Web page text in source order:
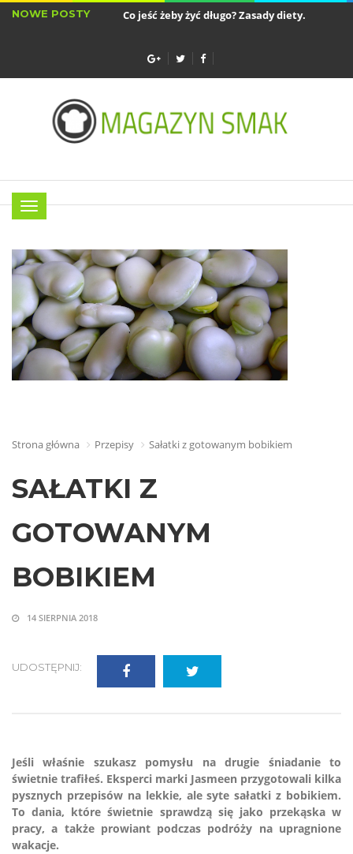
NOWE POSTY Co jeść żeby żyć długo? Zasady diety...
Menu
Strona główna Przepisy Sałatki z gotowanym bobikiem
SAŁATKI Z
GOTOWANYM
BOBIKIEM
14 SIERPNIA 2018
UDOSTĘPNIJ:
Jeśli właśnie szukasz pomysłu na drugie śniadanie to
świetnie trafiłeś. Eksperci marki Jasmeen przygotowali kilka
pysznych przepisów na lekkie, ale syte sałatki z bobikiem.
To dania, które świetnie sprawdzą się jako przekąska w
pracy, a także prowiant podczas podróży na upragnione
wakacje.